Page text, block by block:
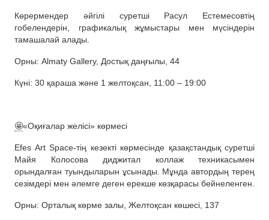
Көрермендер әйгілі суретші Расул Естемесовтің
гобелендерін, графикалық жұмыстары мен мүсіндерін
тамашалай алады.
Орны: Almaty Gallery, Достық даңғылы, 44
Күні: 30 қараша және 1 желтоқсан, 11:00 – 19:00
🤩«Оқиғалар желісі» көрмесі
Efes Art Space-тің кезекті көрмесінде қазақстандық суретші
Майя Колосова диджитал коллаж техникасымен
орындалған туындыларын ұсынады. Мұнда автордың терең
сезімдері мен әлемге деген ерекше көзқарасы бейнеленген.
Орны: Орталық көрме залы, Желтоқсан көшесі, 137